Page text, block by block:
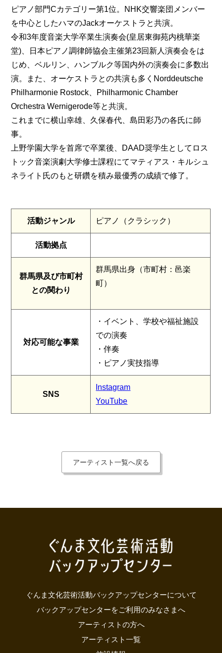
ピアノ部門Cカテゴリー第1位。NHK交響楽団メンバー
を中心としたハマのJackオーケストラと共演。
令和3年度音楽大学卒業生演奏会(皇居東御苑内桃華楽
堂)、日本ピアノ調律師協会主催第23回新人演奏会をは
じめ、ベルリン、ハンブルク等国内外の演奏会に多数出
演。また、オーケストラとの共演も多くNorddeutsche
Philharmonie Rostock、Philharmonic Chamber
Orchestra Wernigerode等と共演。
これまでに横山幸雄、久保春代、島田彩乃の各氏に師
事。
上野学園大学を首席で卒業後、DAAD奨学生としてロス
トック音楽演劇大学修士課程にてマティアス・キルシュ
ネライト氏のもと研鑽を積み最優秀の成績で修了。
活動ジャンル ピアノ（クラシック）
活動拠点
群馬県及び市町村
との関わり
群馬県出身（市町村：邑楽
町）
対応可能な事業
・イベント、学校や福祉施設
での演奏
・伴奏
・ピアノ実技指導
SNS
Instagram
YouTube
アーティスト一覧へ戻る
ぐんま文化芸術活動バックアップセンターについて
バックアップセンターをご利用のみなさまへ
アーティストの方へ
アーティスト一覧